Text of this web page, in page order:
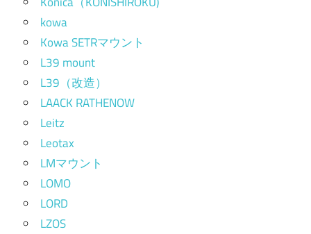
kowa
Kowa SETRマウント
L39 mount
L39（改造）
LAACK RATHENOW
Leitz
Leotax
LMマウント
LOMO
LORD
LZOS